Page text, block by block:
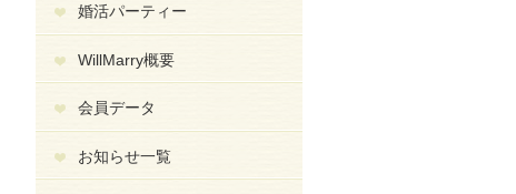
婚活パーティー
WillMarry概要
会員データ
お知らせ一覧